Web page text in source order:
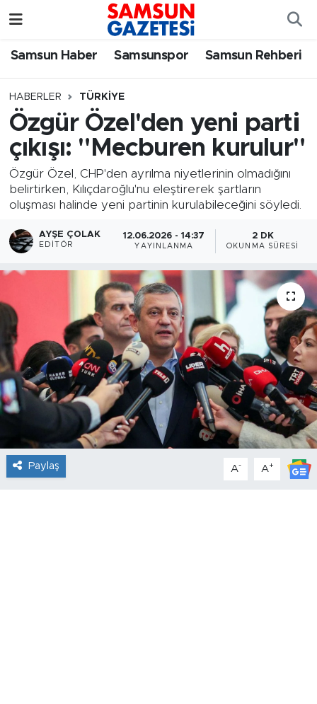
Samsun Haber Samsunspor Samsun Rehberi
HABERLER TÜRKIYE
Özgür Özel'den yeni parti
çıkışı: "Mecburen kurulur"
Özgür Özel, CHP'den ayrılma niyetlerinin olmadığını
belirtirken, Kılıçdaroğlu'nu eleştirerek şartların
oluşması halinde yeni partinin kurulabileceğini söyledi.
AYŞE ÇOLAK
EDITÖR
12.06.2026 - 14:37
YAYINLANMA
2 DK
OKUNMA SÜRESI
Paylaş A- A+
Samsun Haber
Samsunspor
Samsun Rehberi
Resmi İlanlar
Samsun Nöbetçi Eczaneler
Samsun Hava Durumu
SAMSUN Namaz Vakitleri
Samsun Trafik Yoğunluk Haritası
Süper Lig Puan Durumu ve Fikstür
Tüm Manşetler
Son Dakika Haberleri
Haber Arşivi